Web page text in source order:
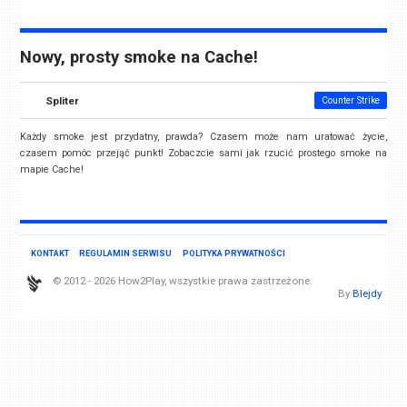
Nowy, prosty smoke na Cache!
Spliter Counter Strike
Każdy smoke jest przydatny, prawda? Czasem może nam uratować życie,
czasem pomóc przejąć punkt! Zobaczcie sami jak rzucić prostego smoke na
mapie Cache!
KONTAKT REGULAMIN SERWISU POLITYKA PRYWATNOŚCI
© 2012 - 2026 How2Play, wszystkie prawa zastrzeżone.
By Blejdy